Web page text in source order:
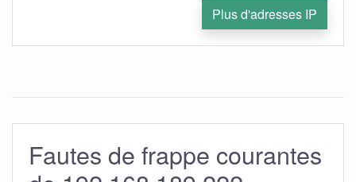
Plus d'adresses IP
Fautes de frappe courantes